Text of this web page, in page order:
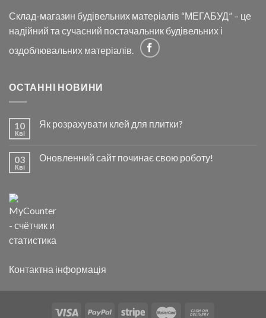
Склад-магазин будівельних матеріалів “МЕГАБУД” – це
надійний та сучасний постачальник будівельних і
оздоблювальних матеріалів.
ОСТАННІ НОВИНИ
10
Кві
Як розрахувати клей для плитки?
03
Кві
Оновленний сайт починає свою роботу!
Контактна інформація